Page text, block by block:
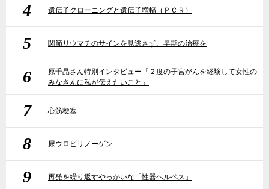
4 遺伝子クローニングと遺伝子増幅（ＰＣＲ）
5 関節リウマチのサインを見逃さず、早期の治療を
6
原千晶さん特別インタビュー「２度の子宮がんを経験して女性の
みなさんに私が伝えたいこと」
7 心筋梗塞
8 尿ウロビリノーゲン
9 再発を繰り返すやっかいな「性器ヘルペス」